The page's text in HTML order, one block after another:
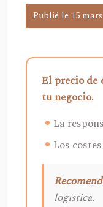
Publié le 15
El precio de
tu negocio.
La
Los
logística.